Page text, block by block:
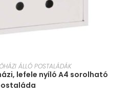
TESZEM
ÁLLÓ POSTALÁDÁK
lefele nyíló A4 sorolható